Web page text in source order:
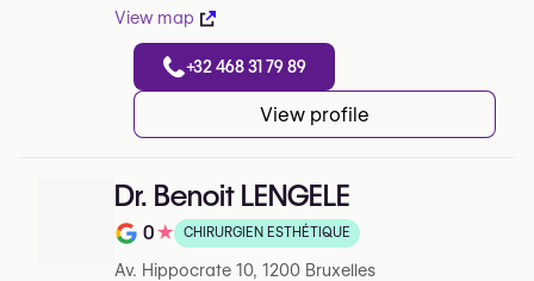
View map
+32 468 31 79 89
View profile
Dr. Benoit LENGELE
Note de 0 sur 5 sur Google
0★ CHIRURGIEN ESTHÉTIQUE
Av. Hippocrate 10, 1200 Bruxelles